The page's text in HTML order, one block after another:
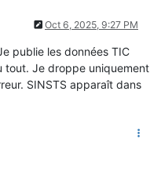
Oct 6, 2025, 9:27 PM
publie les données TIC
tout. Je droppe uniquement
SINSTS apparaît dans